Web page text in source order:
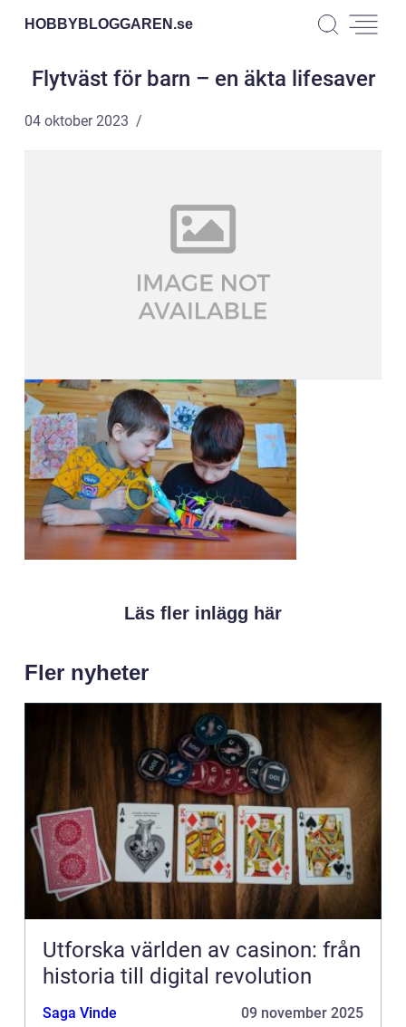
HOBBYBLOGGAREN.se
Flytväst för barn – en äkta lifesaver
04 oktober 2023
Läs fler inlägg här
Fler nyheter
Utforska världen av casinon: från
historia till digital revolution
Saga Vinde 09 november 2025